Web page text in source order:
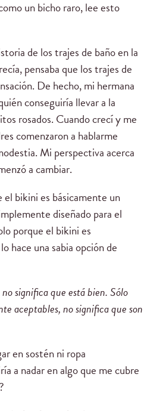
un bicho raro, lee esto
de los trajes de baño en la
pensaba que los trajes de
De hecho, mi hermana
conseguiría llevar a la
rosados. Cuando crecí y me
comenzaron a hablarme
Mi perspectiva acerca
a cambiar.
el bikini es básicamente un
diseñado para el
porque el bikini es
hace una sabia opción de
significa que está bien. Sólo
aceptables, no significa que son
en sostén ni ropa
a nadar en algo que me cubre